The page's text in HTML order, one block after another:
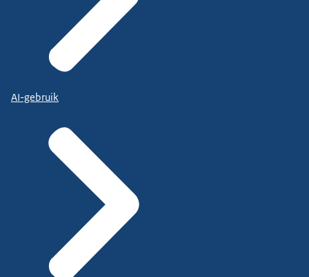
AI-gebruik